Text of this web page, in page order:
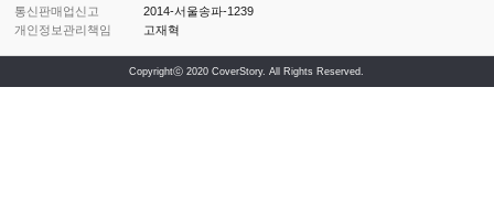
통신판매업신고
2014-서울송파-1239
개인정보관리책임
고재혁
Copyrightⓒ 2020 CoverStory. All Rights Reserved.